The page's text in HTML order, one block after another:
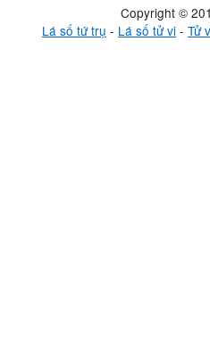
Copyright ©
Lá số tứ trụ - Lá số tử vi- Tử